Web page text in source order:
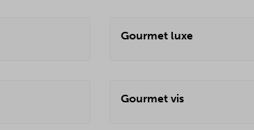
Gourmet luxe
Gourmet vis